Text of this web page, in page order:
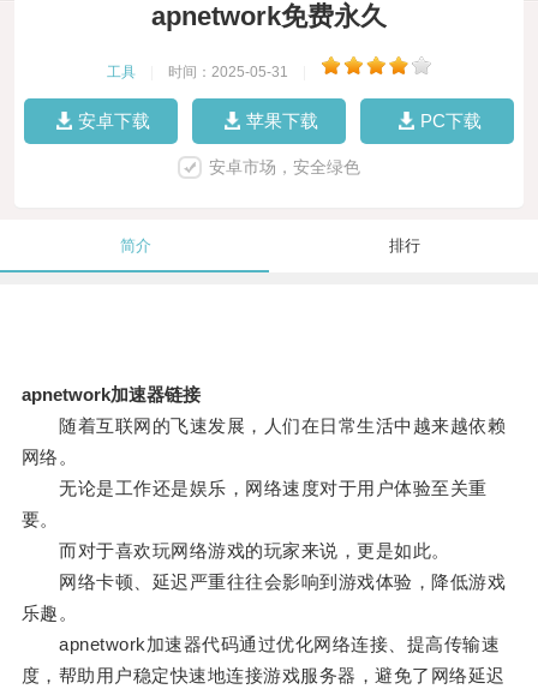
apnetwork免费永久
工具 时间：2025-05-31
安卓下载 苹果下载 PC下载
安卓市场，安全绿色
简介 排行
apnetwork加速器链接
随着互联网的飞速发展，人们在日常生活中越来越依赖
网络。
无论是工作还是娱乐，网络速度对于用户体验至关重
要。
而对于喜欢玩网络游戏的玩家来说，更是如此。
网络卡顿、延迟严重往往会影响到游戏体验，降低游戏
乐趣。
apnetwork加速器代码通过优化网络连接、提高传输速
度，帮助用户稳定快速地连接游戏服务器，避免了网络延迟